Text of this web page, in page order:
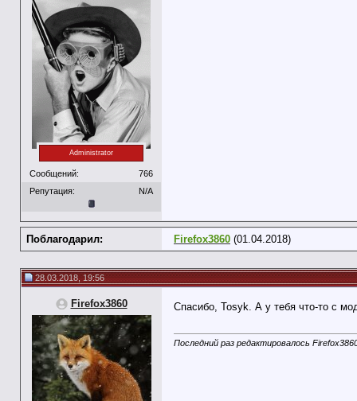
Administrator
Сообщений:
766
Репутация:
N/A
Поблагодарил: Firefox3860 (01.04.2018)
28.03.2018, 19:56
Firefox3860 Спасибо, Tosyk. А у тебя что-то с
Последний раз редактировалось